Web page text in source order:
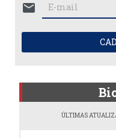
mail
ÚLTIMAS